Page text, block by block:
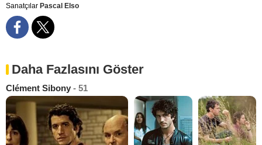
Sanatçılar Pascal Elso
Daha Fazlasını Göster
Clément Sibony - 51